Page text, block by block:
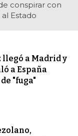
conspirar con
Estado
llegó a Madrid y
a España
"fuga"